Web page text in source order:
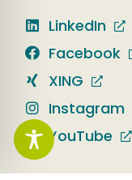
LinkedIn
Facebook
XING
Instagram
YouTube